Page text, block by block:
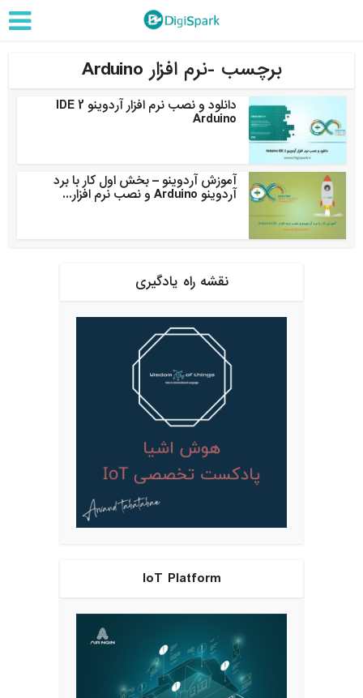
برچسب -نرم افزار Arduino
دانلود و نصب نرم افزار آردوینو IDE 2
Arduino
آموزش آردوینو – بخش اول کار با برد
آردوینو Arduino و نصب نرم افزار...
نقشه راه یادگیری
IoT Platform